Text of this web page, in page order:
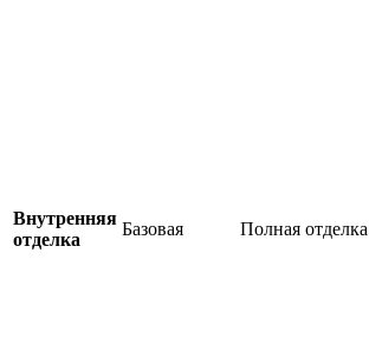
Внутренняя
отделка
Базовая Полная отделка